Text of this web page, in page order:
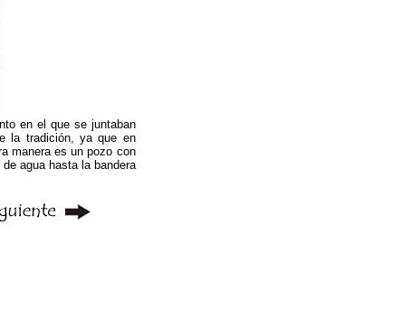
en el que se juntaban
la tradición, ya que en
manera es un pozo con
agua hasta la bandera